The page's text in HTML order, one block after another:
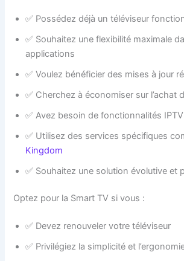
✅ Possédez déjà un téléviseur
✅ Souhaitez une flexibilité maximale
applications
✅ Voulez bénéficier des mises à jour
✅ Cherchez à économiser sur l’achat
✅ Avez besoin de fonctionnalités
✅ Utilisez des services spécifiques
Kingdom
✅ Souhaitez une solution évolutive et
Optez pour la Smart TV si vous :
✅ Devez renouveler votre téléviseur
✅ Privilégiez la simplicité et